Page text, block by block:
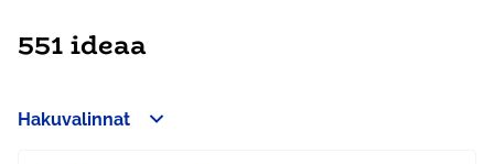
551 ideaa
Hakuvalinnat